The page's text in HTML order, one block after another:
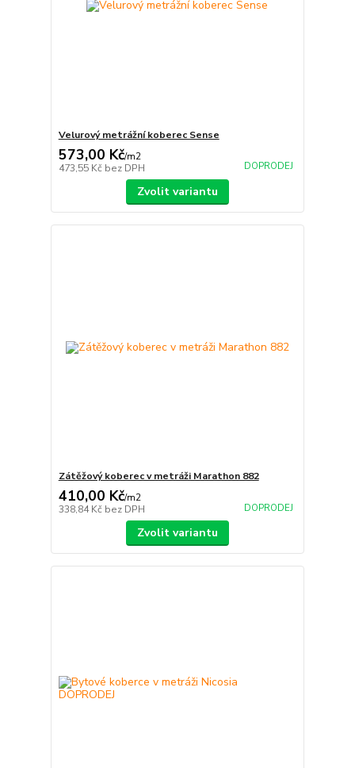
Velurový metrážní koberec Sense
573,00 Kč/m2
473,55 Kč bez DPH DOPRODEJ
Zvolit variantu
Zátěžový koberec v metráži Marathon 882
410,00 Kč/m2
338,84 Kč bez DPH DOPRODEJ
Zvolit variantu